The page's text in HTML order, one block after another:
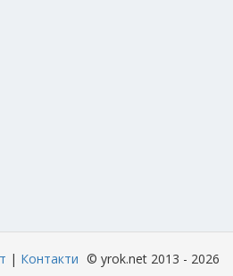
| Контакти © yrok.net 2013 - 2026